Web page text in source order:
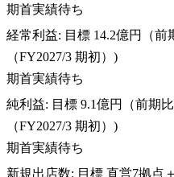
期首実績待ち
経常利益: 目標 14.2億円（前
（FY2027/3 期初）)
期首実績待ち
純利益: 目標 9.1億円（前期比
（FY2027/3 期初）)
期首実績待ち
新規出店数: 目標 直営7拠点